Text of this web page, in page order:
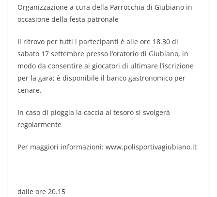
Organizzazione a cura della Parrocchia di Giubiano in
occasione della festa patronale
Il ritrovo per tutti i partecipanti è alle ore 18.30 di
sabato 17 settembre presso l’oratorio di Giubiano, in
modo da consentire ai giocatori di ultimare l’iscrizione
per la gara; è disponibile il banco gastronomico per
cenare.
In caso di pioggia la caccia al tesoro si svolgerà
regolarmente
Per maggiori informazioni: www.polisportivagiubiano.it
dalle ore 20.15